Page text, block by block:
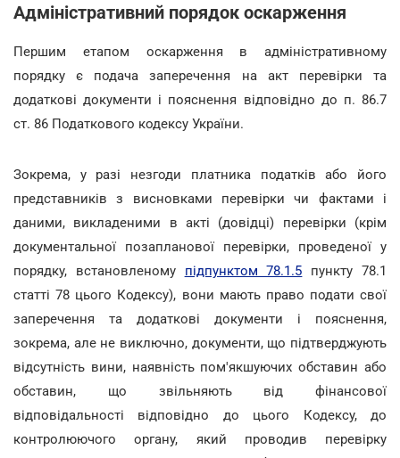
Адміністративний порядок оскарження
Першим етапом оскарження в адміністративному
порядку є подача заперечення на акт перевірки та
додаткові документи і пояснення відповідно до п. 86.7
ст. 86 Податкового кодексу України.
Зокрема, у разі незгоди платника податків або його
представників з висновками перевірки чи фактами і
даними, викладеними в акті (довідці) перевірки (крім
документальної позапланової перевірки, проведеної у
порядку, встановленому підпунктом 78.1.5 пункту 78.1
статті 78 цього Кодексу), вони мають право подати свої
заперечення та додаткові документи і пояснення,
зокрема, але не виключно, документи, що підтверджують
відсутність вини, наявність пом'якшуючих обставин або
обставин, що звільняють від фінансової
відповідальності відповідно до цього Кодексу, до
контролюючого органу, який проводив перевірку